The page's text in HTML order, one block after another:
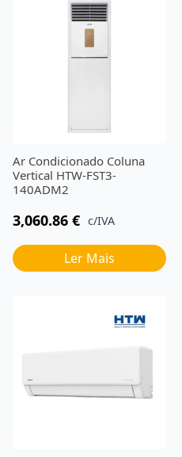
Ar Condicionado Coluna
Vertical HTW-FST3-
140ADM2
3,060.86 € c/IVA
Ler Mais